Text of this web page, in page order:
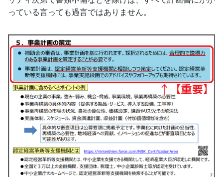
っている言っても過言ではありません。